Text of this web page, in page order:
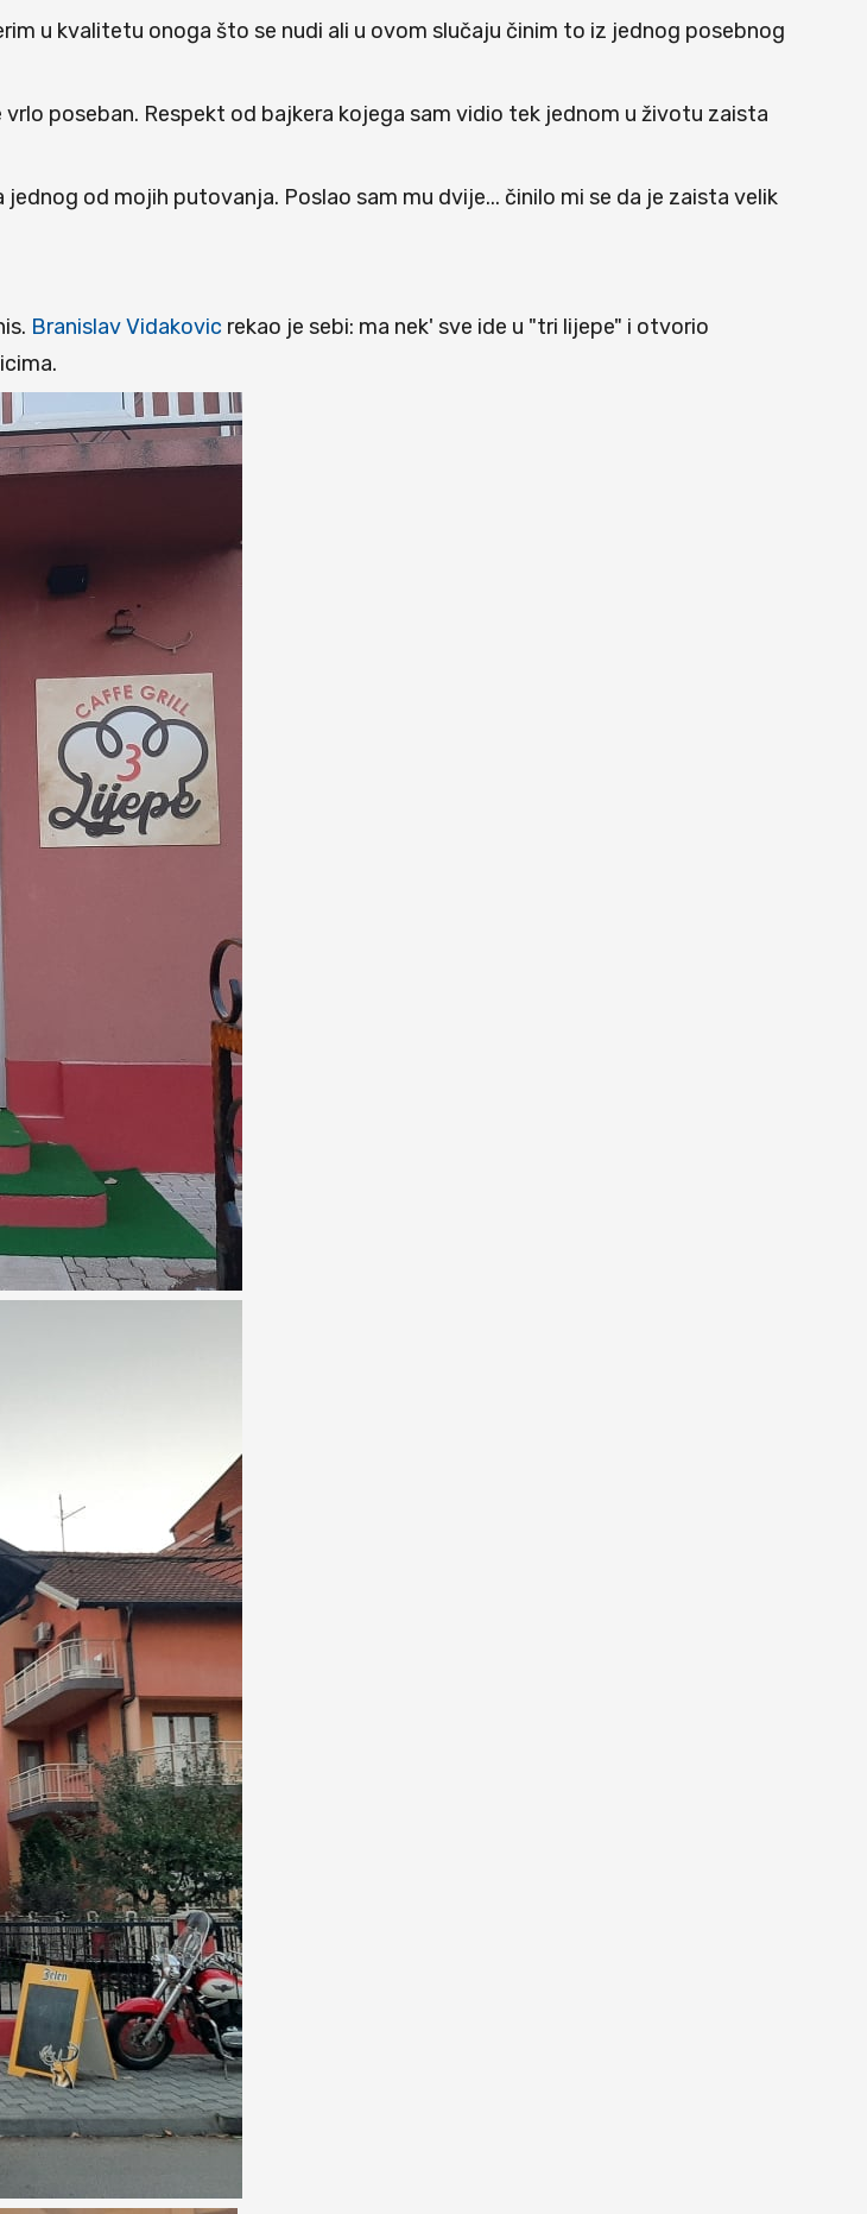
u kvalitetu onoga što se nudi ali u ovom slučaju činim to iz jednog posebnog
poseban. Respekt od bajkera kojega sam vidio tek jednom u životu zaista
od mojih putovanja. Poslao sam mu dvije... činilo mi se da je zaista velik
Branislav Vidakovic rekao je sebi: ma nek' sve ide u "tri lijepe" i otvorio